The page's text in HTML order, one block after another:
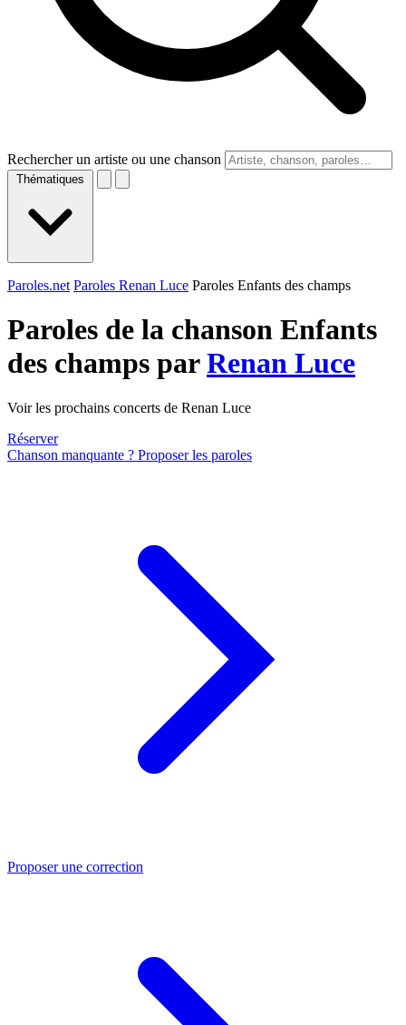
Rechercher un artiste ou une chanson
Thématiques
Paroles.net Paroles Renan Luce Paroles Enfants des champs
Paroles de la chanson Enfants
des champs parRenan Luce
Voir les prochains concerts de Renan Luce
Réserver
Chanson manquante ? Proposer les paroles
Proposer une correction